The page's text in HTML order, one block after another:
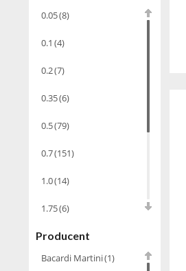
0.05(8)
0.1 (4)
0.2(7)
0.35(6)
0.5(79)
0.7(151)
1.0(14)
1.75(6)
2.0(1)
3.0(5)
Producent
Bacardi Martini(1)